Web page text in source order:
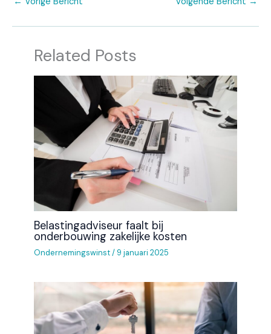
Related Posts
Belastingadviseur faalt bij
onderbouwing zakelijke kosten
Ondernemingswinst/ 9 januari 2025